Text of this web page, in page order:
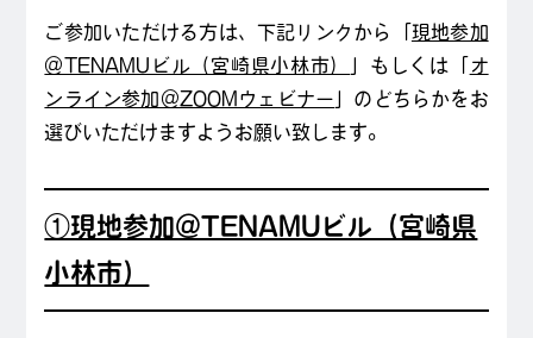
ご参加いただける方は、下記リンクから「 現地参加
＠TENAMUビル（宮崎県小林市）
」もしくは「
オ
ンライン参加＠ZOOMウェビナー 」のどちらかをお
選びいただけますようお願い致します。
①現地参加＠TENAMUビル（宮崎県
小林市）